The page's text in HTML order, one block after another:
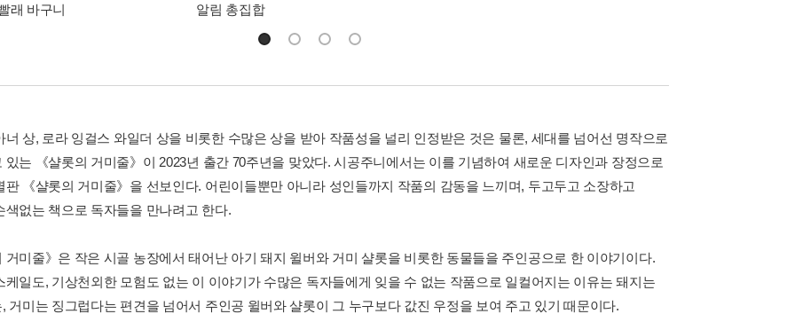
래 바구니
알림 총집합
너 상, 로라 잉걸스 와일더 상을 비롯한 수많은 상을 받아 작품성을 널리 인정받은 것은 물론, 세대를 넘어선 명작으로
있는 《샬롯의 거미줄》이 2023년 출간 70주년을 맞았다. 시공주니에서는 이를 기념하여 새로운 디자인과 장정으로
판 《샬롯의 거미줄》을 선보인다. 어린이들뿐만 아니라 성인들까지 작품의 감동을 느끼며, 두고두고 소장하고
색없는 책으로 독자들을 만나려고 한다.
거미줄》은 작은 시골 농장에서 태어난 아기 돼지 윌버와 거미 샬롯을 비롯한 동물들을 주인공으로 한 이야기이다.
케일도, 기상천외한 모험도 없는 이 이야기가 수많은 독자들에게 잊을 수 없는 작품으로 일컬어지는 이유는 돼지는
거미는 징그럽다는 편견을 넘어서 주인공 윌버와 샬롯이 그 누구보다 값진 우정을 보여 주고 있기 때문이다.